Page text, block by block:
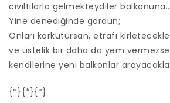
cıvıltılarla gelmekteydiler balkonuna…
Yine denediğinde gördün;
Onları korkutursan, etrafı
ve üstelik bir daha da yem
kendilerine yeni balkonlar
{*}{*}{*}